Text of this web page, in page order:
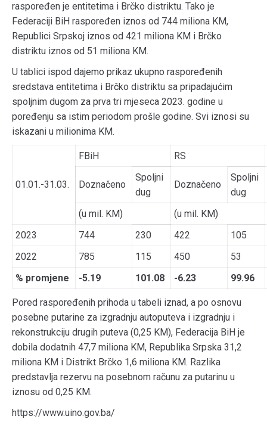
raspoređen je entitetima i Brčko distriktu. Tako je
Federaciji BiH raspoređen iznos od 744 miliona KM,
Republici Srpskoj iznos od 421 miliona KM i Brčko
distriktu iznos od 51 miliona KM.
U tablici ispod dajemo prikaz ukupno raspoređenih
sredstava entitetima i Brčko distriktu sa pripadajućim
spoljnim dugom za prva tri mjeseca 2023. godine u
poređenju sa istim periodom prošle godine. Svi iznosi su
iskazani u milionima KM.
01.01.-31.03.
FBiH RS
Doznačeno
Spoljni
dug
Doznačeno
Spoljni
dug
(u mil. KM)
(u mil. KM)
2023
744 230 422
105
2022
785 115 450
53
% promjene
-5.19 101.08 -6.23 99.96
Pored raspoređenih prihoda u tabeli iznad, a po osnovu
posebne putarine za izgradnju autoputeva i izgradnju i
rekonstrukciju drugih puteva (0,25 KM), Federacija BiH je
dobila dodatnih 47,7 miliona KM, Republika Srpska 31,2
miliona KM i Distrikt Brčko 1,6 miliona KM. Razlika
predstavlja rezervu na posebnom računu za putarinu u
iznosu od 0,25 KM.
https://www.uino.gov.ba/